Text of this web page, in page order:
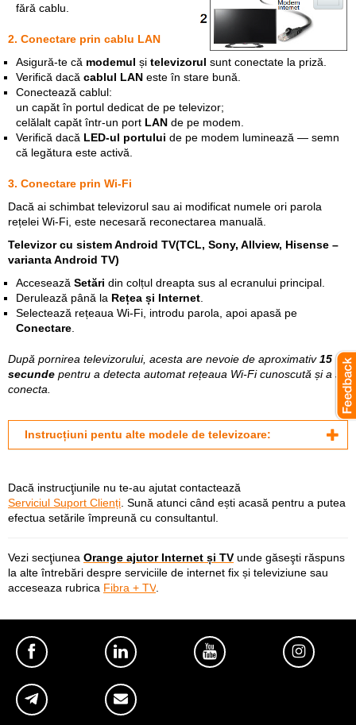
fără cablu.
2. Conectare prin cablu LAN
Asigură-te că modemul și televizorul sunt conectate la priză.
Verifică dacă cablul LAN este în stare bună.
Conectează cablul:
un capăt în portul dedicat de pe televizor;
celălalt capăt într-un port LAN de pe modem.
Verifică dacă LED-ul portului de pe modem luminează — semn
că legătura este activă.
3. Conectare prin Wi-Fi
Dacă ai schimbat televizorul sau ai modificat numele ori parola
rețelei Wi‑Fi, este necesară reconectarea manuală.
Televizor cu sistem Android TV(TCL, Sony, Allview, Hisense –
varianta Android TV)
Accesează Setări din colțul dreapta sus al ecranului principal.
Derulează până la Rețea și Internet
Selectează rețeaua Wi-Fi, introdu parola, apoi apasă pe
Conectare
După pornirea televizorului, acesta are nevoie de aproximativ15
secunde pentru a detecta automat rețeaua Wi-Fi cunoscută și a se
conecta.
Instrucțiuni pentu alte modele de televizoare:
Dacă instrucţiunile nu te-au ajutat contactează
Serviciul Suport Clienți . Sună atunci când ești acasă pentru a putea
efectua setările împreună cu consultantul.
Vezi secţiunea Orange ajutor Internet și TV unde găseşti răspuns
la alte întrebări despre serviciile de internet fix și televiziune sau
acceseaza rubrica Fibra + TV